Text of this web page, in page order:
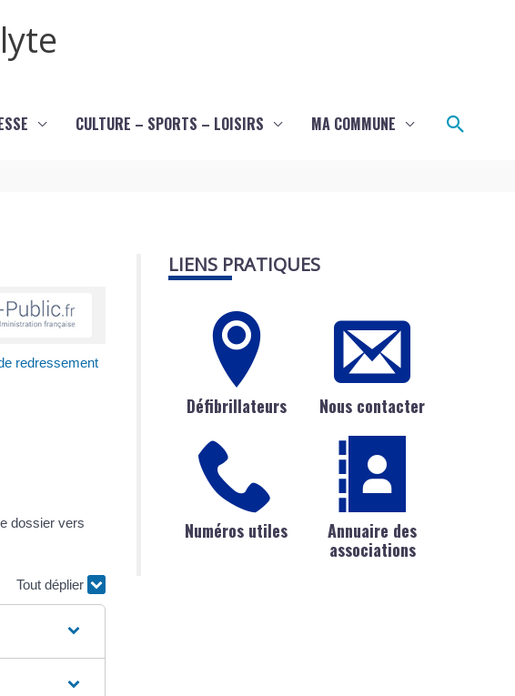
CULTURE – SPORTS – LOISIRS MA COMMUNE
redressement
dossier vers
Tout déplier
LIENS PRATIQUES
Défibrillateurs Nous contacter
Numéros utiles
Annuaire des
associations